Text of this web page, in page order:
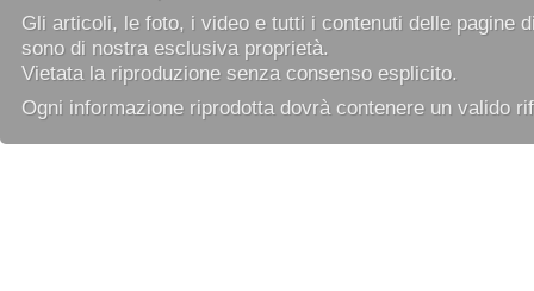
Gli articoli, le foto, i video e tutti i contenuti delle pagine
sono di nostra esclusiva proprietà.
Vietata la riproduzione senza consenso esplicito.
Ogni informazione riprodotta dovrà contenere un valido